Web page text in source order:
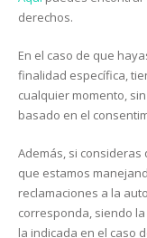
derechos.
En el caso de que
finalidad específica,
cualquier momento,
basado en el
Además, si
que estamos
reclamaciones a la
corresponda, siendo
la indicada en el caso